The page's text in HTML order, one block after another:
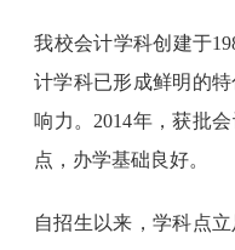
我校会计学科创建于
计学科已形成鲜明的
响力。2014年，获批
点，办学基础良好。
自招生以来，学科点